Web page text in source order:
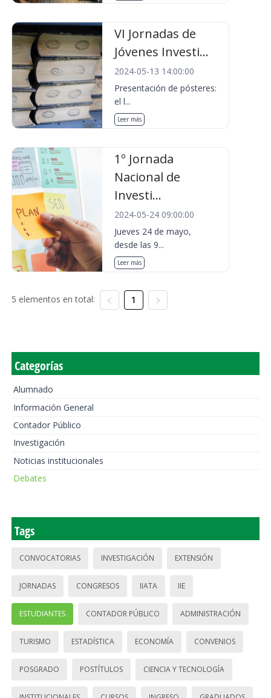
VI Jornadas de
Jóvenes Investi...
2024-05-13 14:00:00
Presentación de pósteres:
el l...
Leer más
1º Jornada
Nacional de
Investi...
2024-05-24 09:00:00
Jueves 24 de mayo,
desde las 9...
Leer más
5 elementos en total: 1
Categorías
Alumnado
Información General
Contador Público
Investigación
Noticias institucionales
Debates
Tags
CONVOCATORIAS INVESTIGACIÓN EXTENSIÓN
JORNADAS CONGRESOS IIATA IIE
ESTUDIANTES CONTADOR PÚBLICO ADMINISTRACIÓN
TURISMO ESTADÍSTICA ECONOMÍA CONVENIOS
POSGRADO POSTÍTULOS CIENCIA Y TECNOLOGÍA